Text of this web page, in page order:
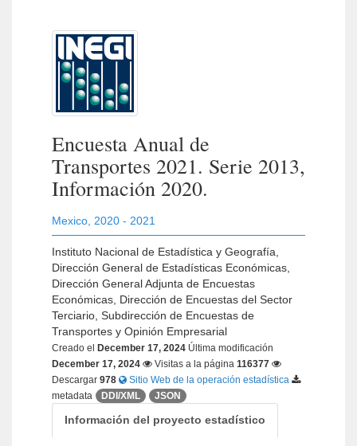
Encuesta Anual de
Transportes 2021. Serie 2013,
Información 2020.
Mexico 2020 - 2021
Instituto Nacional de Estadística y Geografía,
Dirección General de Estadísticas Económicas,
Dirección General Adjunta de Encuestas
Económicas, Dirección de Encuestas del Sector
Terciario, Subdirección de Encuestas de
Transportes y Opinión Empresarial
Creado el December 17, 2024 Última modificación
December 17, 2024
Visitas a la página 116377
Descargar 978
Sitio Web de la operación estadística
metadata
DDI/XML JSON
Información del proyecto estadístico